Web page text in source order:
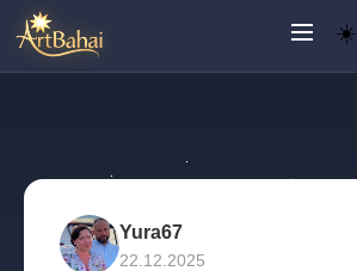
☀️
Yura67
22.12.2025